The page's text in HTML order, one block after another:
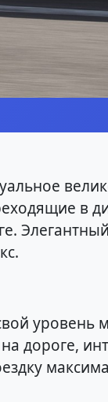
в
уровень
дороге,